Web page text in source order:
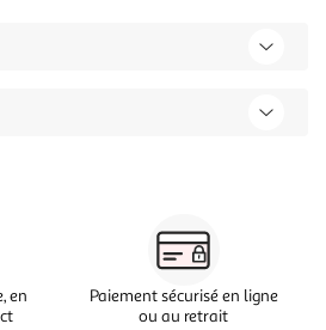
en
Paiement sécurisé en ligne
ou au retrait